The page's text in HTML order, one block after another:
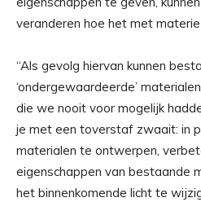
veranderen hoe het met
“Als gevolg hiervan kunnen
‘ondergewaardeerde’
die we nooit voor mogelijk
je met een toverstaf zwaait: in
materialen te ontwerpen,
eigenschappen van bestaande
het binnenkomende licht te